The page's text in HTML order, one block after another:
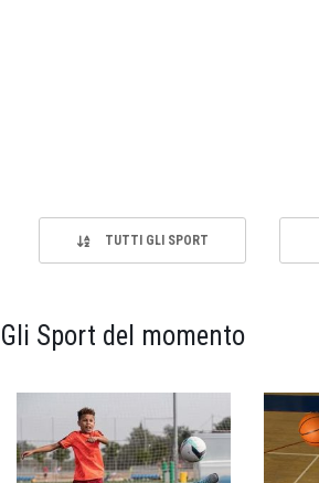
TUTTI GLI SPORT
Gli Sport del momento